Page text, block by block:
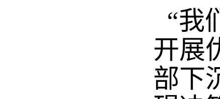
“我
开展
部下